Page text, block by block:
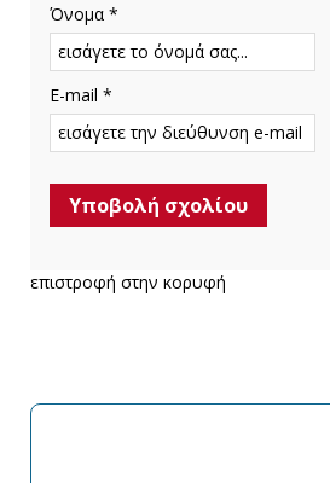
Όνομα *
E-mail *
επιστροφή στην κορυφή